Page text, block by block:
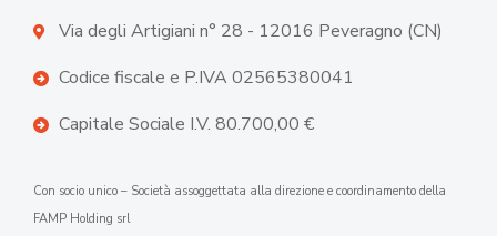
Via degli Artigiani n° 28 - 12016 Peveragno (CN)
Codice fiscale e P.IVA 02565380041
Capitale Sociale I.V. 80.700,00 €
Con socio unico – Società assoggettata alla direzione e coordinamento della
FAMP Holding srl